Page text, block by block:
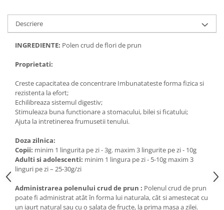
Descriere
INGREDIENTE: Polen crud de flori de prun
Proprietati:
Creste capacitatea de concentrare Imbunatateste forma fizica si
rezistenta la efort;
Echilibreaza sistemul digestiv;
Stimuleaza buna functionare a stomacului, bilei si ficatului;
Ajuta la intretinerea frumusetii tenului.
Doza zilnica:
Copii: minim 1 lingurita pe zi - 3g. maxim 3 lingurite pe zi - 10g
Adulti si adolescenti: minim 1 lingura pe zi - 5-10g maxim 3
linguri pe zi – 25-30g/zi
Administrarea polenului crud de prun : Polenul crud de prun
poate fi administrat atât în forma lui naturala, cât si amestecat cu
un iaurt natural sau cu o salata de fructe, la prima masa a zilei.